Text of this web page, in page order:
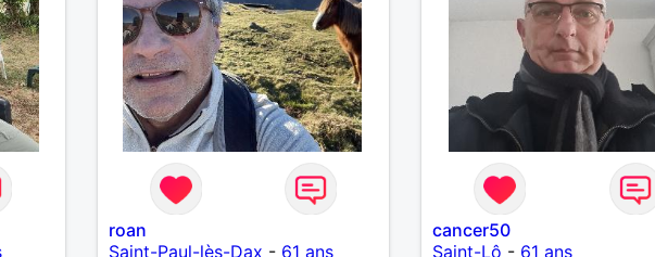
roan
Saint-Paul-lès-Dax - 61 ans
cancer50
Saint-Lô - 61 ans